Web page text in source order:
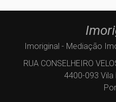
Imoriginal - Mediação
RUA CONSELHEIRO
4400-093 Vila